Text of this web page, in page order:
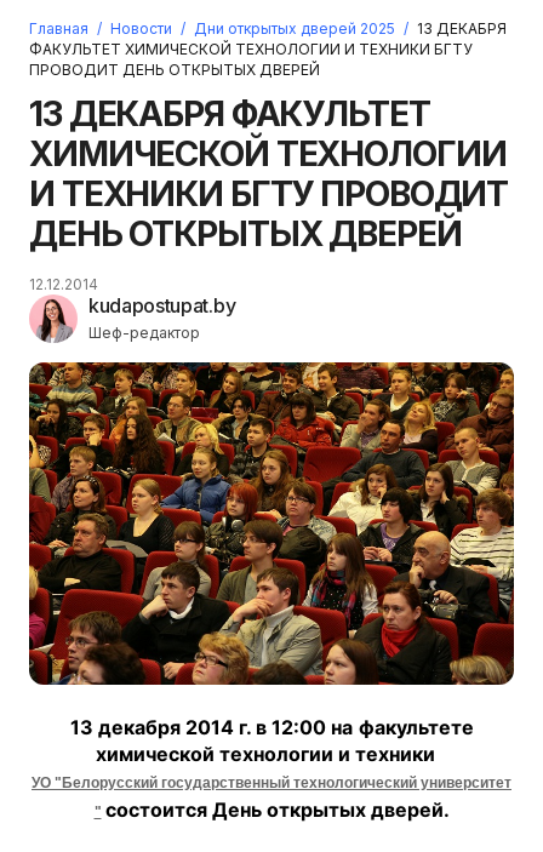
Войти
Регистрация
Прислать пароль
Главная / Новости / Дни открытых дверей 2025 / 13 ДЕКАБРЯ
ФАКУЛЬТЕТ ХИМИЧЕСКОЙ ТЕХНОЛОГИИ И ТЕХНИКИ БГТУ
ПРОВОДИТ ДЕНЬ ОТКРЫТЫХ ДВЕРЕЙ
13 ДЕКАБРЯ ФАКУЛЬТЕТ
ХИМИЧЕСКОЙ ТЕХНОЛОГИИ
И ТЕХНИКИ БГТУ ПРОВОДИТ
ДЕНЬ ОТКРЫТЫХ ДВЕРЕЙ
kudapostupat.by
Шеф-редактор
12.12.2014
13 декабря 2014 г. в 12:00 на факультете
химической технологии и техники
УО "Белорусский государственный технологический университет
" состоится День открытых дверей.